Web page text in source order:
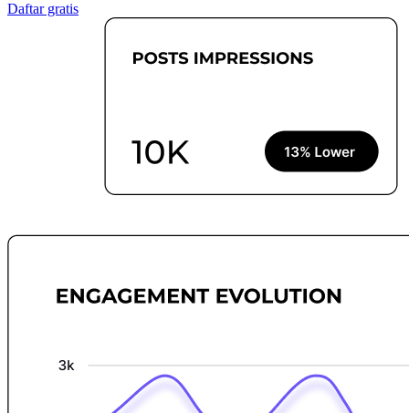
Daftar gratis